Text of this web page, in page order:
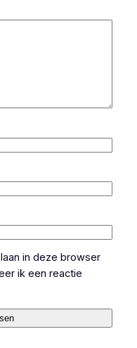
in deze browser
ik een reactie